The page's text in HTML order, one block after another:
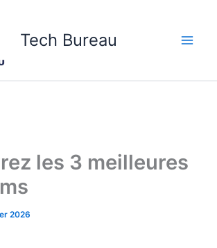
Tech Bureau
les 3 meilleures
2026